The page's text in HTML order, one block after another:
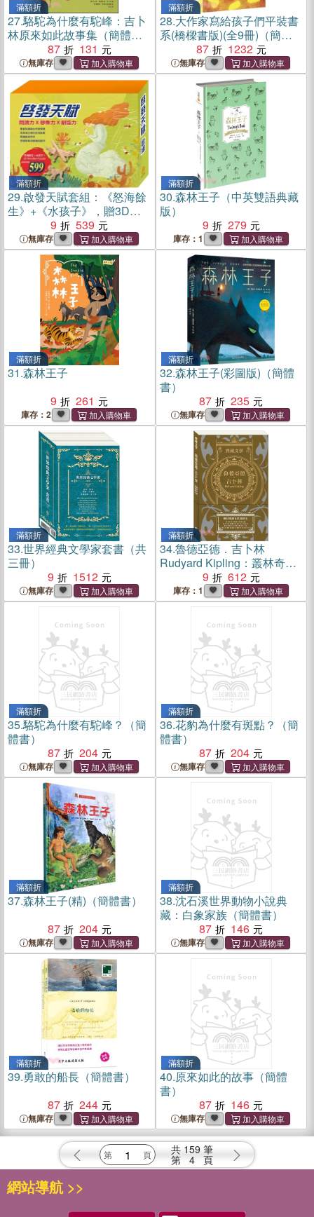
滿額折
27.駱駝為什麼有駝峰：吉卜
林原來如此故事集（簡體
87 131
無庫存
滿額折
28.大作家寫給孩子們平裝書
系(橋樑書版)(全9冊)（簡體
87 1232
無庫存
滿額折
29.啟發天賦套組：《怒海餘
生》+《水孩子》，贈3D
Wooden Puzzle（樣式隨機
出貨）
9 539
無庫存
滿額折
30.森林王子（中英雙語典藏
版）
9
279
庫存：1
滿額折
31.森林王子
9
261
庫存：2
滿額折
32.森林王子(彩圖版)（簡體
書）
87
235
無庫存
滿額折
33.世界經典文學家套書（共
三冊）
9
1512
無庫存
滿額折
34.魯德亞德．吉卜林
Rudyard Kipling：叢林奇譚
＆怒海餘生
9 612
庫存：1
滿額折
35.駱駝為什麼有駝峰？（簡
體書）
87
204
無庫存
滿額折
36.花豹為什麼有斑點？（簡
體書）
87
204
無庫存
滿額折
37.森林王子(精)（簡體書）
87
204
無庫存
滿額折
38.沈石溪世界動物小說典
藏：白象家族（簡體書）
87
146
無庫存
滿額折
39.勇敢的船長（簡體書）
87
244
無庫存
滿額折
40.原來如此的故事（簡體
書）
87
146
無庫存
共 159 筆
第 4 頁
網站導航 >>